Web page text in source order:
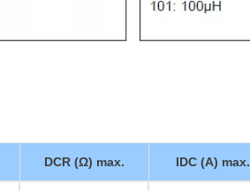
DCR (Ω) max. IDC (A) max.